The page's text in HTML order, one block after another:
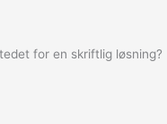
for en skriftlig løsning?